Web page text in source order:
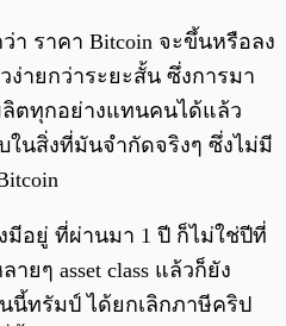
า ราคา Bitcoin จะขึ้นหรือลง
ายกว่าระยะสั้น ซึ่งการมา
ลิตทุกอย่างแทนคนได้แล้ว
ในสิ่งที่มันจำกัดจริงๆ ซึ่งไม่มี
มีอยู่ ที่ผ่านมา 1 ปี ก็ไม่ใช่ปีที่
ยๆ asset class แล้วก็ยัง
นี้ทรัมป์ ได้ยกเลิกภาษีคริป